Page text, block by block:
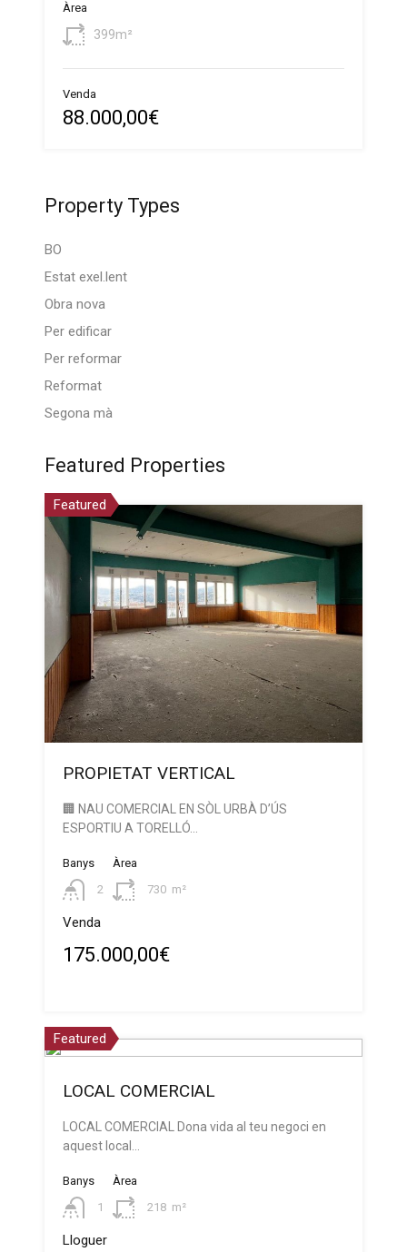
Àrea
399m²
Venda
88.000,00€
Property Types
BO
Estat exel.lent
Obra nova
Per edificar
Per reformar
Reformat
Segona mà
Featured Properties
Featured
PROPIETAT VERTICAL
🏢 NAU COMERCIAL EN SÒL URBÀ D’ÚS
ESPORTIU A TORELLÓ…
Banys
2
Àrea
730 m²
Venda
175.000,00€
Featured
LOCAL COMERCIAL
LOCAL COMERCIAL Dona vida al teu negoci en
aquest local…
Banys
1
Àrea
218 m²
Lloguer